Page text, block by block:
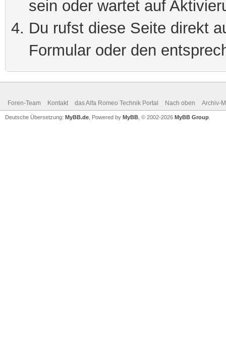
sein oder wartet auf
Du rufst diese Seite direkt
Formular oder den
Foren-Team Kontakt das Alfa Romeo Technik Portal Nach oben Archiv-
Deutsche Übersetzung: MyBB.de , Powered by MyBB , © 2002-2026 MyBB Group